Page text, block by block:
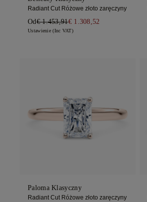
Radiant Cut Różowe złoto zaręczyny
Od€ 1.453,91€ 1.308,52
Ustawienie (Inc VAT)
Paloma Klasyczny
Radiant Cut Różowe złoto zaręczyny